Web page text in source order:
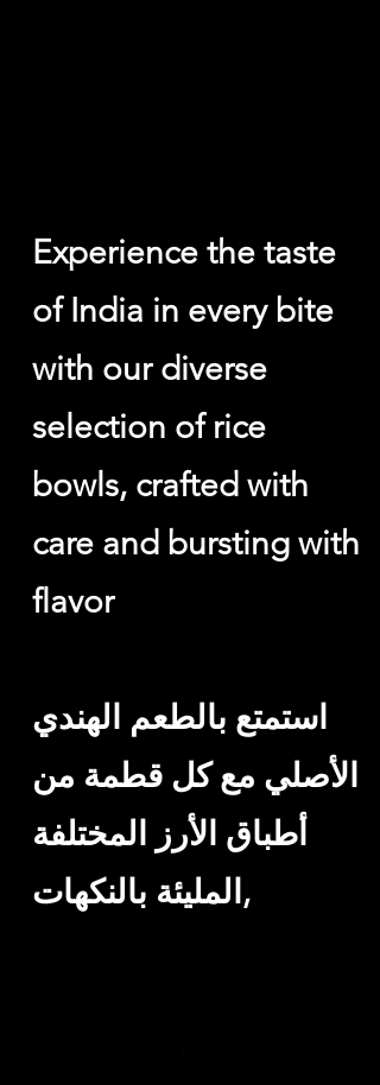
Experience the taste
of India in every bite
with our diverse
selection of rice
bowls, crafted with
care and bursting with
flavor
استمتع بالطعم الهندي
الأصلي مع كل قطمة من
أطباق الأرز المختلفة
,المليئة بالنكهات